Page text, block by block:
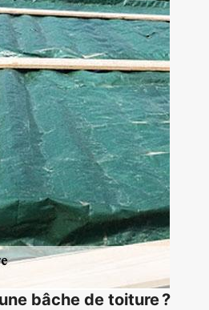
bâche de toiture ?